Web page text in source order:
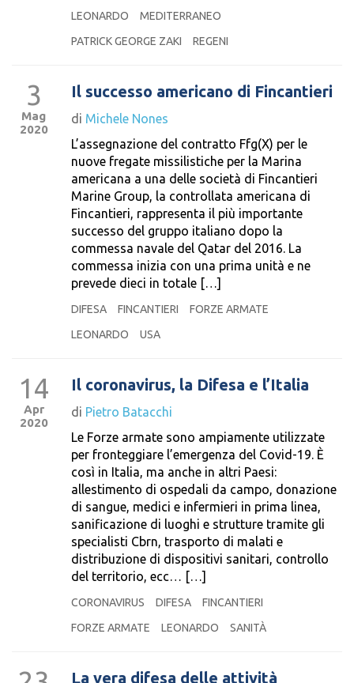
LEONARDO
MEDITERRANEO
PATRICK GEORGE ZAKI
REGENI
3
Mag
2020
Il successo americano di Fincantieri
di Michele Nones
L’assegnazione del contratto Ffg(X) per le
nuove fregate missilistiche per la Marina
americana a una delle società di Fincantieri
Marine Group, la controllata americana di
Fincantieri, rappresenta il più importante
successo del gruppo italiano dopo la
commessa navale del Qatar del 2016. La
commessa inizia con una prima unità e ne
prevede dieci in totale […]
DIFESA FINCANTIERI
FORZE ARMATE
LEONARDO
USA
14
Apr
2020
Il coronavirus, la Difesa e l’Italia
di Pietro Batacchi
Le Forze armate sono ampiamente utilizzate
per fronteggiare l’emergenza del Covid-19. È
così in Italia, ma anche in altri Paesi:
allestimento di ospedali da campo, donazione
di sangue, medici e infermieri in prima linea,
sanificazione di luoghi e strutture tramite gli
specialisti Cbrn, trasporto di malati e
distribuzione di dispositivi sanitari, controllo
del territorio, ecc… […]
CORONAVIRUS DIFESA
FINCANTIERI
FORZE ARMATE
LEONARDO SANITÀ
La vera difesa delle attività